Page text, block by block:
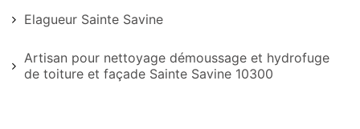
Elagueur Sainte Savine
Artisan pour nettoyage démoussage et hydrofuge
de toiture et façade Sainte Savine 10300